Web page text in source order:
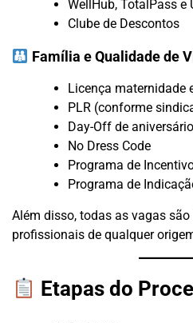
WellHub, TotalPass e
Clube de Descontos
Família e Qualidade de
Licença maternidade
PLR (conforme
Day-Off de aniversário
No Dress Code
Programa de
Programa de
Além disso, todas as vagas
profissionais de qualquer
Etapas do